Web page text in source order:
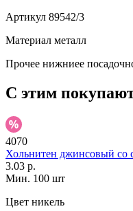
Артикул 89542/3
Материал металл
Прочее нижниее
С этим
4070
Хольнитен джинсовый со
3.03 р.
Мин. 100 шт
Цвет никель